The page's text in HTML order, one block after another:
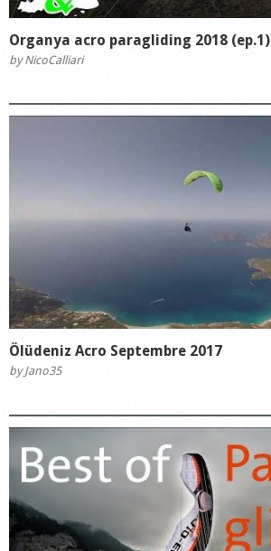
Organya acro paragliding 2018 (ep.1)
byNicoCalliari
Ölüdeniz Acro Septembre 2017
byJano35